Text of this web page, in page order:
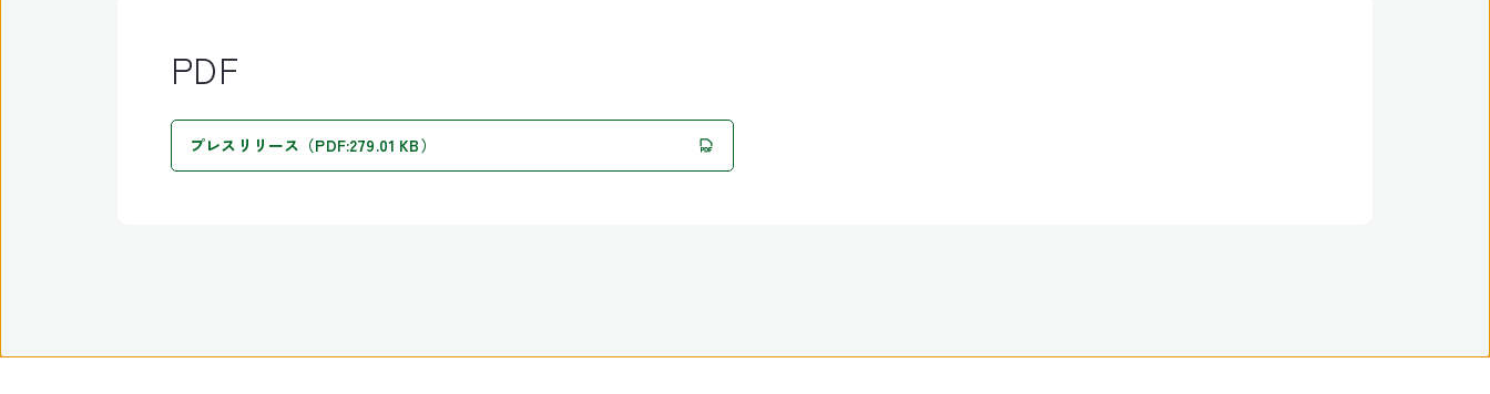
PDF
プレスリリース（PDF:279.01 KB）